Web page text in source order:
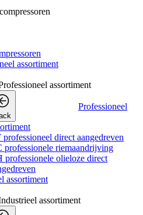
assortiment
assortiment
Professioneel
professioneel direct aangedreven
professionele riemaandrijving
professionele olieloze direct
assortiment
assortiment